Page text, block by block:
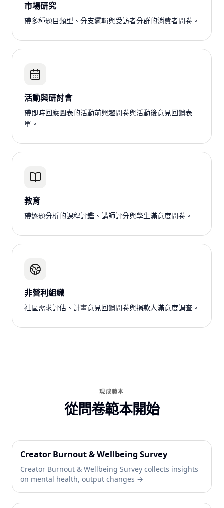
市場研究
帶多種題目類型、分支邏輯與受訪者分群的消費者問卷。
活動與研討會
帶即時回應圖表的活動前興趣問卷與活動後意見回饋表
單。
教育
帶逐題分析的課程評鑑、講師評分與學生滿意度問卷。
非營利組織
社區需求評估、計畫意見回饋問卷與捐款人滿意度調查。
現成範本
從問卷範本開始
Creator Burnout & Wellbeing Survey
Creator Burnout & Wellbeing Survey collects insights
on mental health, output changes →